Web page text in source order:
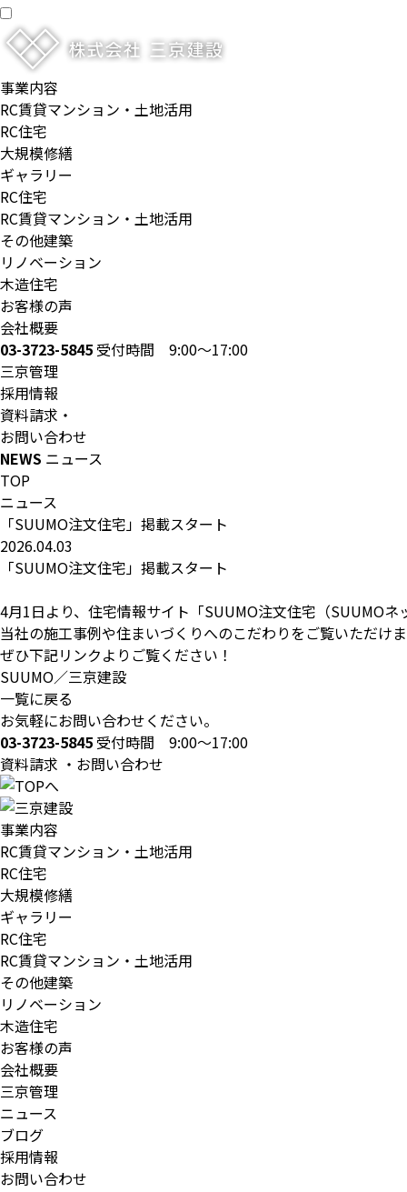
事業内容
RC賃貸マンション・土地活用
RC住宅
大規模修繕
ギャラリー
RC住宅
RC賃貸マンション・土地活用
その他建築
リノベーション
木造住宅
お客様の声
会社概要
03-3723-5845 受付時間 9:00～17:00
三京管理
採用情報
資料請求・
お問い合わせ
NEWS ニュース
TOP
ニュース
「SUUMO注文住宅」掲載スタート
2026.04.03
「SUUMO注文住宅」掲載スタート
4月1日より、住宅情報サイト「SUUMO注文住宅（SUUMO
当社の施工事例や住まいづくりへのこだわりをご覧いただけ
ぜひ下記リンクよりご覧ください！
SUUMO／三京建設
一覧に戻る
お気軽にお問い合わせください。
03-3723-5845 受付時間 9:00～17:00
資料請求 ・お問い合わせ
事業内容
RC賃貸マンション・土地活用
RC住宅
大規模修繕
ギャラリー
RC住宅
RC賃貸マンション・土地活用
その他建築
リノベーション
木造住宅
お客様の声
会社概要
三京管理
ニュース
ブログ
採用情報
お問い合わせ